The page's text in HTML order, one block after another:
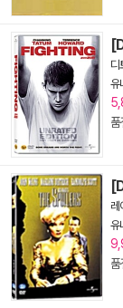
디
유
품
레
유
품